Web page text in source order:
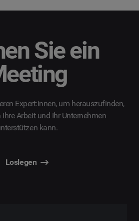
Sie ein
Expert:innen, um herauszufinden,
Arbeit und Ihr Unternehmen
kann.
Loslegen